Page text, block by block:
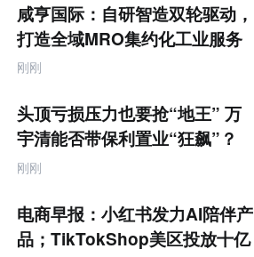
产
业
互
联
网
题
咸亨国际：自研智造双轮驱动，
打造全域MRO集约化工业服务
商
刚刚
头顶亏损压力也要抢“地王” 万
宇清能否带保利置业“狂飙”？
刚刚
电商早报：小红书发力AI陪伴产
品；TikTokShop美区投放十亿